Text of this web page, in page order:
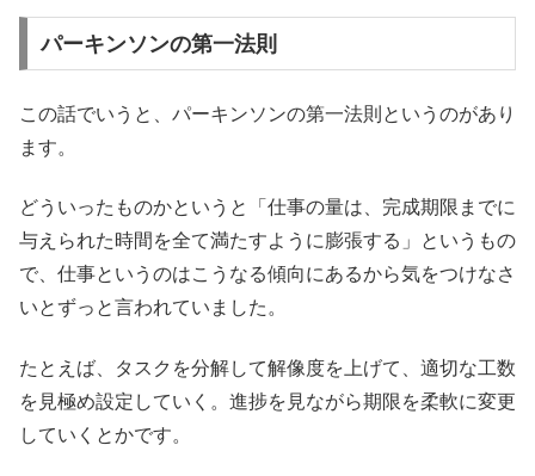
パーキンソンの第一法則
この話でいうと、パーキンソンの第一法則というのがあり
ます。
どういったものかというと「仕事の量は、完成期限までに
与えられた時間を全て満たすように膨張する」というもの
で、仕事というのはこうなる傾向にあるから気をつけなさ
いとずっと言われていました。
たとえば、タスクを分解して解像度を上げて、適切な工数
を見極め設定していく。進捗を見ながら期限を柔軟に変更
していくとかです。